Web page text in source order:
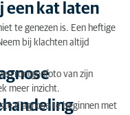
een kat laten
te genezen is. Een heftige
bij klachten altijd
röntgenfoto van zijn
meer inzicht.
diagnose te beginnen met